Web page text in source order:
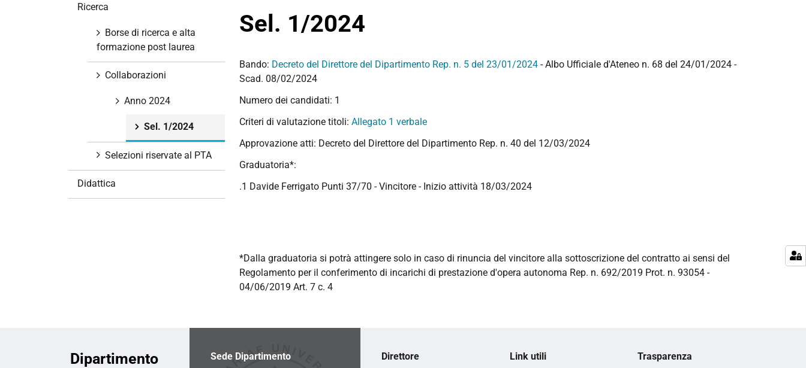
Sel. 1/2024
Bando: Decreto del Direttore del Dipartimento Rep. n. 5 del 23/01/2024 - Albo Ufficiale d'Ateneo n. 68 del 24/01/2024 -
Scad. 08/02/2024
Numero dei candidati: 1
Criteri di valutazione titoli: Allegato 1 verbale
Approvazione atti: Decreto del Direttore del Dipartimento Rep. n. 40 del 12/03/2024
Graduatoria*:
.1 Davide Ferrigato Punti 37/70 - Vincitore - Inizio attività 18/03/2024
*Dalla graduatoria si potrà attingere solo in caso di rinuncia del vincitore alla sottoscrizione del contratto ai sensi del
Regolamento per il conferimento di incarichi di prestazione d'opera autonoma Rep. n. 692/2019 Prot. n. 93054 -
04/06/2019 Art. 7 c. 4
Ricerca
Borse di ricerca e alta
formazione post laurea
Collaborazioni
Anno 2024
Sel. 1/2024
Selezioni riservate al PTA
Didattica
Dipartimento
Sede Dipartimento
Direttore
Link utili
Trasparenza